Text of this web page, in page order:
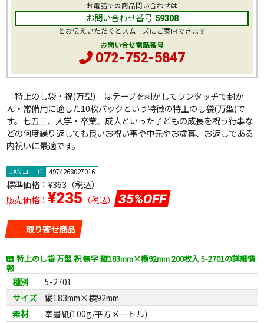
「特上のし袋・祝(万型)」はテープを剥がしてワンタッチで封か
ん・常備用に適した10枚パックという特徴の特上のし袋(万型)で
す。七五三、入学・卒業、成人といった子どもの成長を祝う行事な
どの何度繰り返しても良いお祝い事や中元やお歳暮、お返しである
内祝いに最適です。
JANコード 4974268027016
標準価格： ¥363 （税込）
販売価格： ¥235 （税込） 35%OFF
取り寄せ商品
特上のし袋 万型 祝 無字 縦183mm×横92mm 200枚入 5-2701の詳細情
報
種別
5-2701
サイズ
縦183mm×横92mm
素材
奉書紙(100g/平方メートル)
お電話での商品問い合わせは
お問い合わせ番号 59308
とお伝えいただくとスムーズにご案内できます
お問い合せ電話番号
072-752-5847